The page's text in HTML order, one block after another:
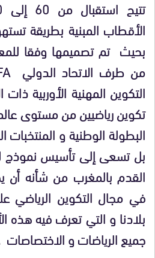
الأقطاب المبنية بطريقة
بحيث تم تصميمها وفقا
من طرف الاتحاد الدولي FIFA
التكوين المهنية الأوربية
تكوين رياضيين من مستوى
البطولة الوطنية و
بل تسعى إلى تأسيس نموذج
القدم بالمغرب من شأنه أن
في مجال التكوين
بلادنا و التي تعرف فيه هذه
جميع الرياضات و